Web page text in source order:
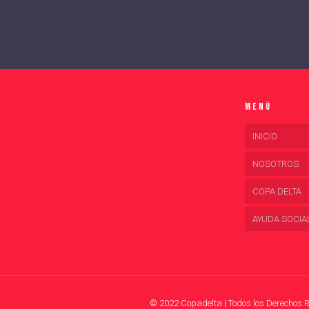
Menú
INICIO
NOSOTROS
COPA DELTA
AYUDA
© 2022 Copadelta | Todos los Derechos